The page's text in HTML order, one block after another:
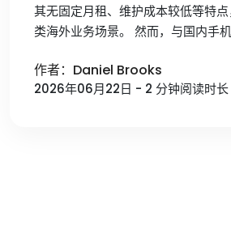
其无固定月租、维护成本较低等特
类海外业务场景。 然而，与国内手
作者：Daniel Brooks
2026年06月22日 - 2 分钟阅读时长